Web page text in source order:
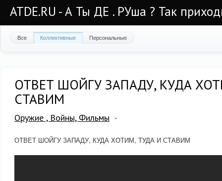
ATDE.RU - А Ты ДЕ . РУша ? Так
Все Коллективные Персональные
ОТВЕТ ШОЙГУ ЗАПАДУ, КУДА
СТАВИМ
Оружие , Войны, Фильмы
ОТВЕТ ШОЙГУ ЗАПАДУ, КУДА ХОТИМ, ТУДА И СТАВИМ